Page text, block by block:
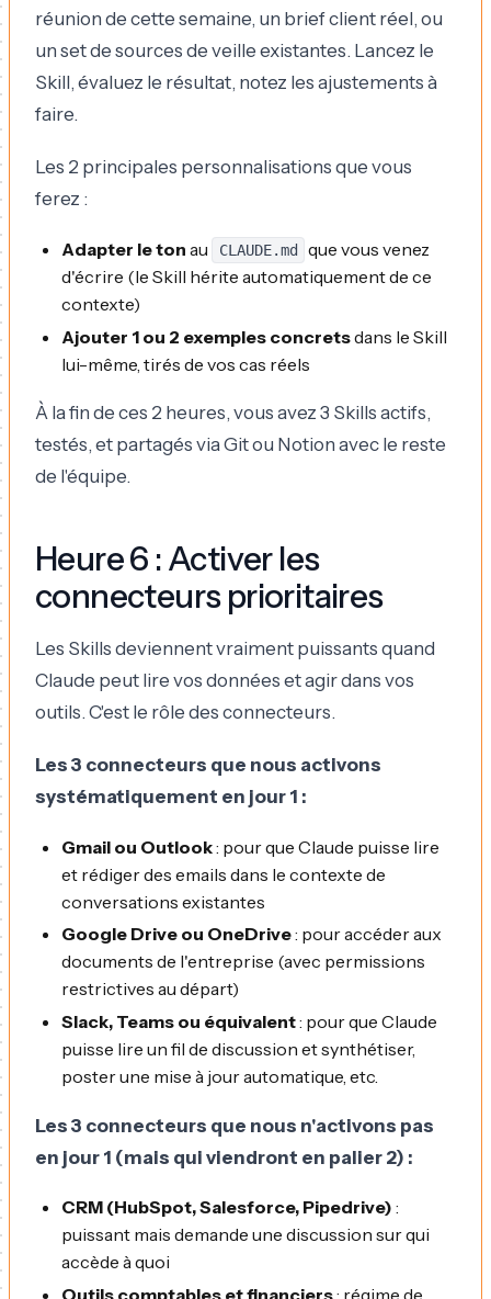
réunion de cette semaine, un brief client réel, ou
un set de sources de veille existantes. Lancez le
Skill, évaluez le résultat, notez les ajustements à
faire.
Les 2 principales personnalisations que vous
ferez :
Adapter le ton au CLAUDE.md
que vous venez
d'écrire (le Skill hérite automatiquement de ce
contexte)
Ajouter 1 ou 2 exemples concretsdans le Skill
lui-même, tirés de vos cas réels
À la fin de ces 2 heures, vous avez 3 Skills actifs,
testés, et partagés via Git ou Notion avec le reste
de l'équipe.
Heure 6 : Activer les
connecteurs prioritaires
Les Skills deviennent vraiment puissants quand
Claude peut lire vos données et agir dans vos
outils. C'est le rôle des connecteurs.
Les 3 connecteurs que nous activons
systématiquement en jour 1 :
Gmail ou Outlook: pour que Claude puisse lire
et rédiger des emails dans le contexte de
conversations existantes
Google Drive ou OneDrive: pour accéder aux
documents de l'entreprise (avec permissions
restrictives au départ)
Slack, Teams ou équivalent: pour que Claude
puisse lire un fil de discussion et synthétiser,
poster une mise à jour automatique, etc.
Les 3 connecteurs que nous n'activons pas
en jour 1 (mais qui viendront en palier 2) :
CRM (HubSpot, Salesforce, Pipedrive) :
puissant mais demande une discussion sur qui
accède à quoi